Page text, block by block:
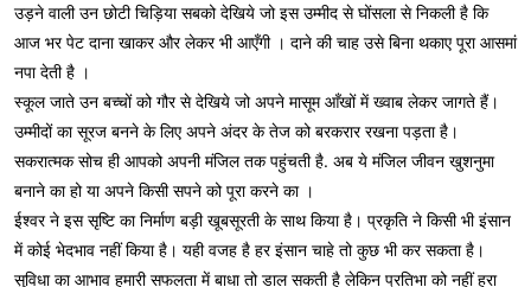
उड़ने वाली उन छोटी चिड़िया सबको देखिये जो इस उम्मीद से घोंसला से निकली है कि
आज भर पेट दाना खाकर और लेकर भी आएँगी । दाने की चाह उसे बिना थकाए पूरा आसमां
नपा देती है ।
स्कूल जाते उन बच्चों को गौर से देखिये जो अपने मासूम आँखों में ख्वाब लेकर जागते हैं।
उम्मीदों का सूरज बनने के लिए अपने अंदर के तेज को बरकरार रखना पड़ता है।
सकरात्मक सोच ही आपको अपनी मंजिल तक पहुंचती है. अब ये मंजिल जीवन खुशनुमा
बनाने का हो या अपने किसी सपने को पूरा करने का ।
ईश्वर ने इस सृष्टि का निर्माण बड़ी खूबसूरती के साथ किया है। प्रकृति ने किसी भी इंसान
में कोई भेदभाव नहीं किया है। यही वजह है हर इंसान चाहे तो कुछ भी कर सकता है।
सुविधा का आभाव हमारी सफलता में बाधा तो डाल सकती है लेकिन प्रतिभा को नहीं हरा